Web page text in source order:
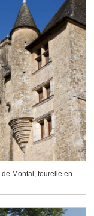
Château de Montal, tourelle en surplomb de la façade nord-ouest